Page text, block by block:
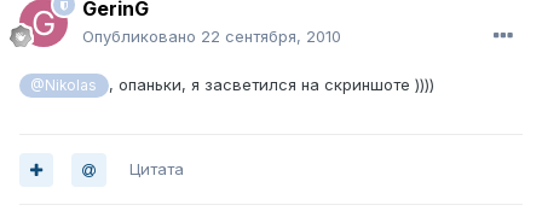
GerinG
Опубликовано 22 сентября, 2010
@Nikolas , опаньки, я засветился на скриншоте ))))
Цитата